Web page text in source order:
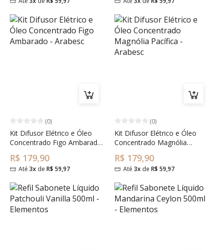
(0)
Kit Difusor Elétrico e Óleo
Concentrado Figo Ambarado
R$ 179,90
Até3x deR$ 59,97
(0)
Kit Difusor Elétrico e Óleo
Concentrado Magnólia
R$ 179,90
Até3x deR$ 59,97